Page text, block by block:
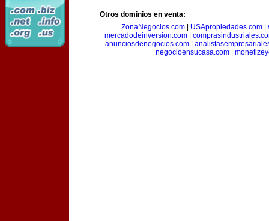
Otros dominios en venta:
ZonaNegocios.com| USApropiedades.com|
mercadodeinversion.com
anunciosdenegocios.com|
negocioensucasa.com|